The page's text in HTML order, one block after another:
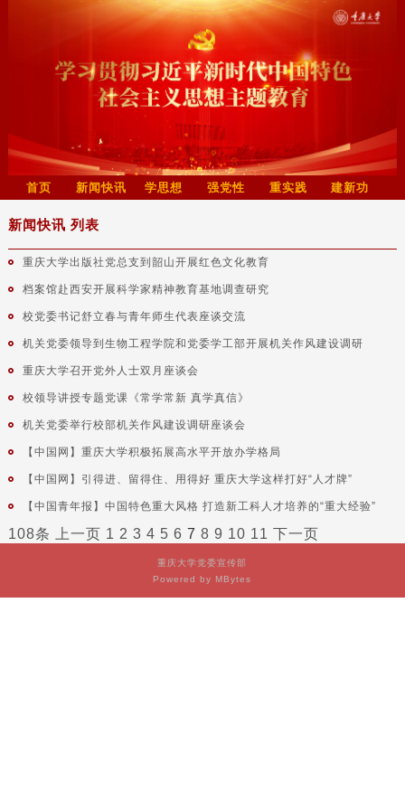
首页 新闻快讯 学思想 强党性 重实践 建新功
新闻快讯 列表
重庆大学出版社党总支到韶山开展红色文化教育
档案馆赴西安开展科学家精神教育基地调查研究
校党委书记舒立春与青年师生代表座谈交流
机关党委领导到生物工程学院和党委学工部开展机关作风建设调研
重庆大学召开党外人士双月座谈会
校领导讲授专题党课《常学常新 真学真信》
机关党委举行校部机关作风建设调研座谈会
【中国网】重庆大学积极拓展高水平开放办学格局
【中国网】引得进、留得住、用得好 重庆大学这样打好“人才牌”
【中国青年报】中国特色重大风格 打造新工科人才培养的“重大经验”
108条 上一页 1 2 3 4 5 6 7 8 9 10 11 下一页
重庆大学党委宣传部
Powered by MBytes